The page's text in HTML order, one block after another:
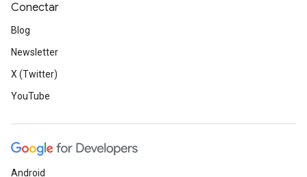
Conectar
Blog
Newsletter
X (Twitter)
YouTube
Android